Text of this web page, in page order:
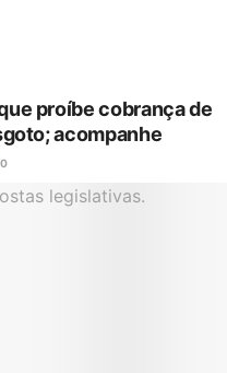
proíbe cobrança de
acompanhe
0